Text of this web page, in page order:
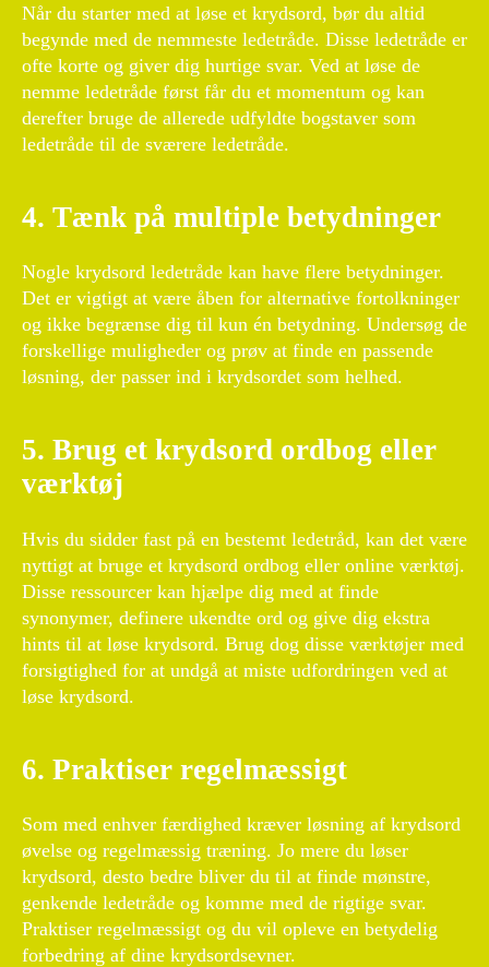
Når du starter med at løse et krydsord, bør du altid
begynde med de nemmeste ledetråde. Disse ledetråde er
ofte korte og giver dig hurtige svar. Ved at løse de
nemme ledetråde først får du et momentum og kan
derefter bruge de allerede udfyldte bogstaver som
ledetråde til de sværere ledetråde.
4. Tænk på multiple betydninger
Nogle krydsord ledetråde kan have flere betydninger.
Det er vigtigt at være åben for alternative fortolkninger
og ikke begrænse dig til kun én betydning. Undersøg de
forskellige muligheder og prøv at finde en passende
løsning, der passer ind i krydsordet som helhed.
5. Brug et krydsord ordbog eller
værktøj
Hvis du sidder fast på en bestemt ledetråd, kan det være
nyttigt at bruge et krydsord ordbog eller online værktøj.
Disse ressourcer kan hjælpe dig med at finde
synonymer, definere ukendte ord og give dig ekstra
hints til at løse krydsord. Brug dog disse værktøjer med
forsigtighed for at undgå at miste udfordringen ved at
løse krydsord.
6. Praktiser regelmæssigt
Som med enhver færdighed kræver løsning af krydsord
øvelse og regelmæssig træning. Jo mere du løser
krydsord, desto bedre bliver du til at finde mønstre,
genkende ledetråde og komme med de rigtige svar.
Praktiser regelmæssigt og du vil opleve en betydelig
forbedring af dine krydsordsevner.